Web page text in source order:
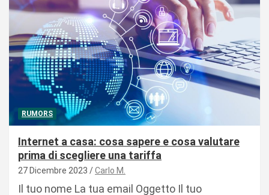
RUMORS
Internet a casa: cosa sapere e cosa valutare
prima di scegliere una tariffa
27 Dicembre 2023 Carlo M.
Il tuo nome La tua email Oggetto Il tuo